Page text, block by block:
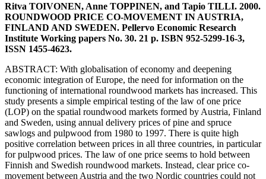
Ritva TOIVONEN, Anne TOPPINEN, and Tapio TILLI. 2000.
ROUNDWOOD PRICE CO-MOVEMENT IN AUSTRIA,
FINLAND AND SWEDEN. Pellervo Economic Research
Institute Working papers No. 30. 21 p. ISBN 952-5299-16-3,
ISSN 1455-4623.
ABSTRACT: With globalisation of economy and deepening
economic integration of Europe, the need for information on the
functioning of international roundwood markets has increased. This
study presents a simple empirical testing of the law of one price
(LOP) on the spatial roundwood markets formed by Austria, Finland
and Sweden, using annual delivery prices of pine and spruce
sawlogs and pulpwood from 1980 to 1997. There is quite high
positive correlation between prices in all three countries, in particular
for pulpwood prices. The law of one price seems to hold between
Finnish and Swedish roundwood markets. Instead, clear price co-
movement between Austria and the two Nordic countries could not